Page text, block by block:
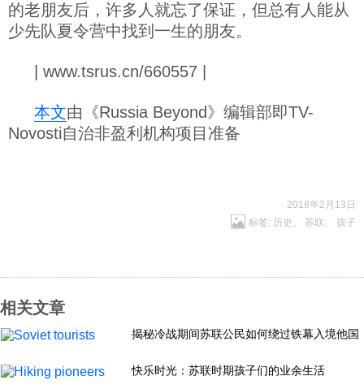
的老朋友后，许多人就忘了保证，但总有人能从
少先队夏令营中找到一生的朋友。
| www.tsrus.cn/660557 |
本文由《Russia Beyond》编辑部即TV-
Novosti自治非盈利机构项目准备
2018年2月13日
标签: 历史 、 苏联 、 孩子
相关文章
揭秘冷战期间苏联公民如何绕过铁幕入境他国
快乐时光：苏联时期孩子们的业余生活